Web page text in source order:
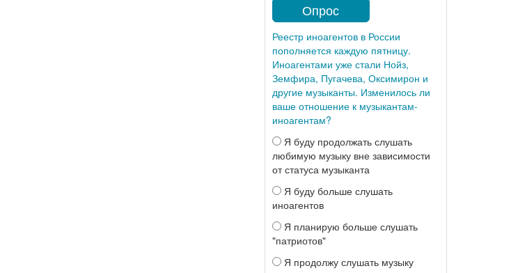
Опрос
Реестр иноагентов в России
пополняется каждую пятницу.
Иноагентами уже стали Нойз,
Земфира, Пугачева, Оксимирон и
другие музыканты. Изменилось ли
ваше отношение к музыкантам-
иноагентам?
Я буду продолжать слушать
любимую музыку вне зависимости
от статуса музыканта
Я буду больше слушать
иноагентов
Я планирую больше слушать
"патриотов"
Я продолжу слушать музыку